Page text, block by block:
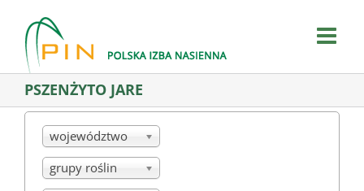
content
PSZENŻYTO JARE
województwo
grupy roślin